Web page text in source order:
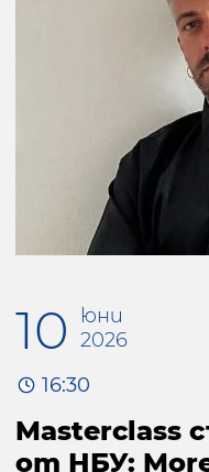
10
юни
2026
16:30
Masterclass
от НБУ: